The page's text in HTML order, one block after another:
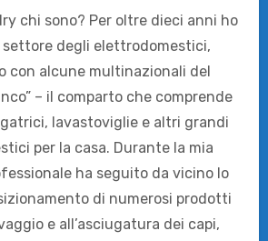
chi sono? Per oltre dieci anni ho
settore degli elettrodomestici,
con alcune multinazionali del
– il comparto che comprende
lavastoviglie e altri grandi
per la casa. Durante la mia
ha seguito da vicino lo
di numerosi prodotti
e all’asciugatura dei capi,